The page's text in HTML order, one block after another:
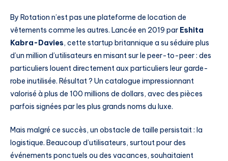
By Rotation n’est pas une plateforme de location de
vêtements comme les autres. Lancée en 2019 par Eshita
Kabra-Davies, cette startup britannique a su séduire plus
d’un million d’utilisateurs en misant sur le peer-to-peer : des
particuliers louent directement aux particuliers leur garde-
robe inutilisée. Résultat ? Un catalogue impressionnant
valorisé à plus de 100 millions de dollars, avec des pièces
parfois signées par les plus grands noms du luxe.
Mais malgré ce succès, un obstacle de taille persistait : la
logistique. Beaucoup d’utilisateurs, surtout pour des
événements ponctuels ou des vacances, souhaitaient